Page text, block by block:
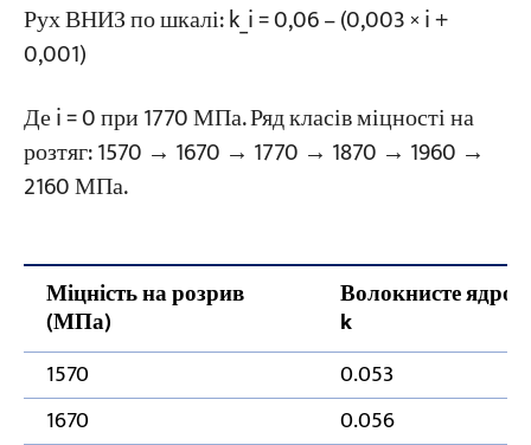
Рух ВНИЗ по шкалі: k_i = 0,06 – (0,003 × i +
0,001)
Де i = 0 при 1770 МПа. Ряд класів міцності на
розтяг: 1570 → 1670 → 1770 → 1870 → 1960 →
2160 МПа.
Міцність на розрив
(МПа)
Волокнисте ядро
k
1570
0.053
1670
0.056